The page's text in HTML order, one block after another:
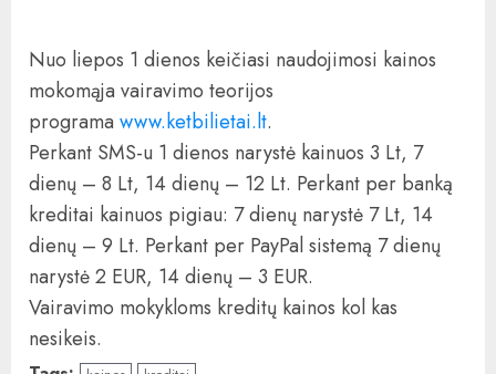
Nuo liepos 1 dienos keičiasi naudojimosi kainos
mokomąja vairavimo teorijos
programa www.ketbilietai.lt.
Perkant SMS-u 1 dienos narystė kainuos 3 Lt, 7
dienų – 8 Lt, 14 dienų – 12 Lt. Perkant per banką
kreditai kainuos pigiau: 7 dienų narystė 7 Lt, 14
dienų – 9 Lt. Perkant per PayPal sistemą 7 dienų
narystė 2 EUR, 14 dienų – 3 EUR.
Vairavimo mokykloms kreditų kainos kol kas
nesikeis.